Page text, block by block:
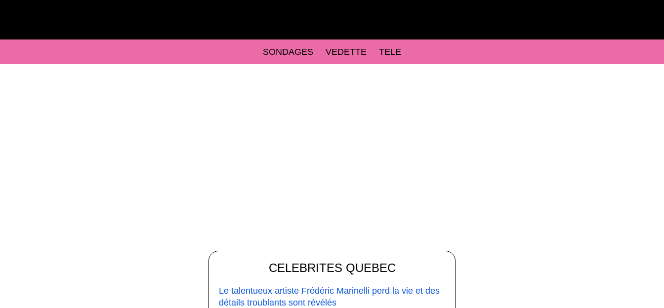
SONDAGES VEDETTE TELE
CELEBRITES QUEBEC
Le talentueux artiste Frédéric Marinelli perd la vie et des
détails troublants sont révélés